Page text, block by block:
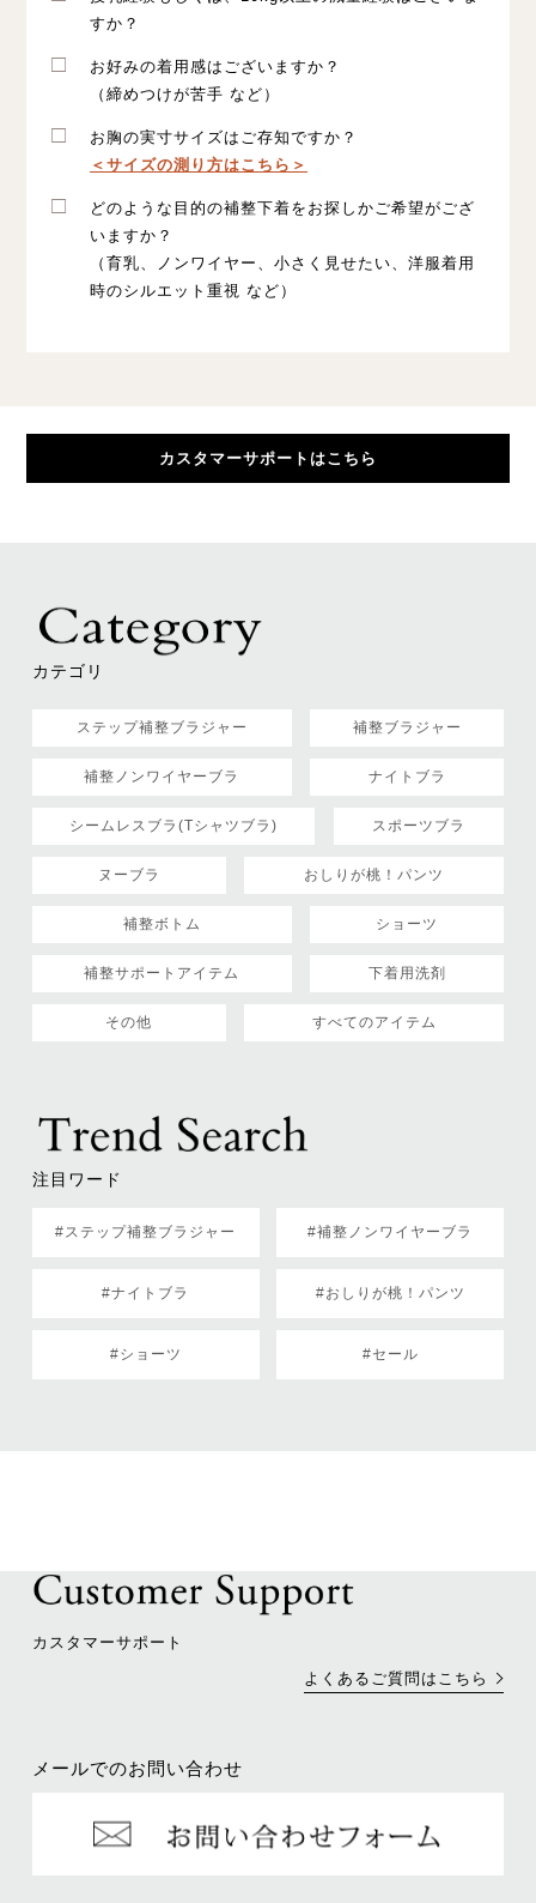
すか？
お好みの着用感はございますか？
（締めつけが苦手 など）
お胸の実寸サイズはご存知ですか？
＜サイズの測り方はこちら＞
どのような目的の補整下着をお探しかご希望がござ
いますか？
（育乳、ノンワイヤー、小さく見せたい、洋服着用
時のシルエット重視 など）
カスタマーサポートはこちら
カテゴリ
ステップ補整ブラジャー 補整ブラジャー
補整ノンワイヤーブラ ナイトブラ
シームレスブラ(Tシャツブラ) スポーツブラ
ヌーブラ おしりが桃！パンツ
補整ボトム ショーツ
補整サポートアイテム 下着用洗剤
その他 すべてのアイテム
注目ワード
#ステップ補整ブラジャー #補整ノンワイヤーブラ
#ナイトブラ #おしりが桃！パンツ
#ショーツ #セール
カスタマーサポート
よくあるご質問はこちら
メールでのお問い合わせ